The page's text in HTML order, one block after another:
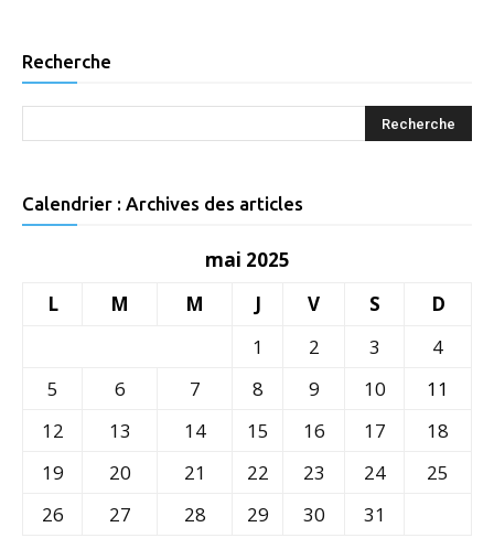
Recherche
Calendrier : Archives des articles
mai 2025
L
M M J V S
D
1
2 3
4
5
6 7 8 9 10
11
12
13 14 15 16 17
18
19
20 21 22 23 24
25
26
27 28 29 30
31